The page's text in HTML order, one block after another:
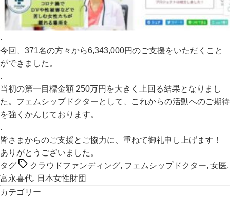
.
今回、371名の方々から6,343,000円のご支援をいただくこと
ができました。
.
当初の第一目標金額 250万円を大きく上回る結果となりまし
た。フェムシップドクターとして、これからの活動へのご期待
を強くかんじております。
.
皆さまからのご支援とご協力に、重ねて御礼申し上げます！
ありがとうございました。
タグ
クラウドファンディング, フェムシップドクター, 女医,
富永喜代, 日本女性財団
カテゴリー